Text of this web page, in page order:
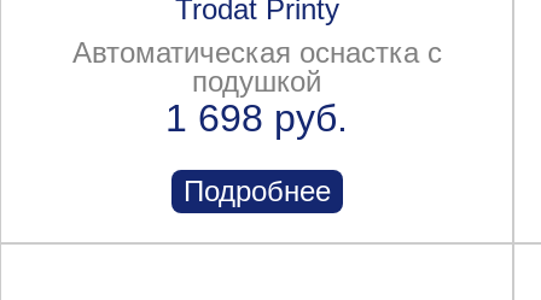
Trodat Printy
Автоматическая оснастка с
подушкой
1 698 руб.
Подробнее